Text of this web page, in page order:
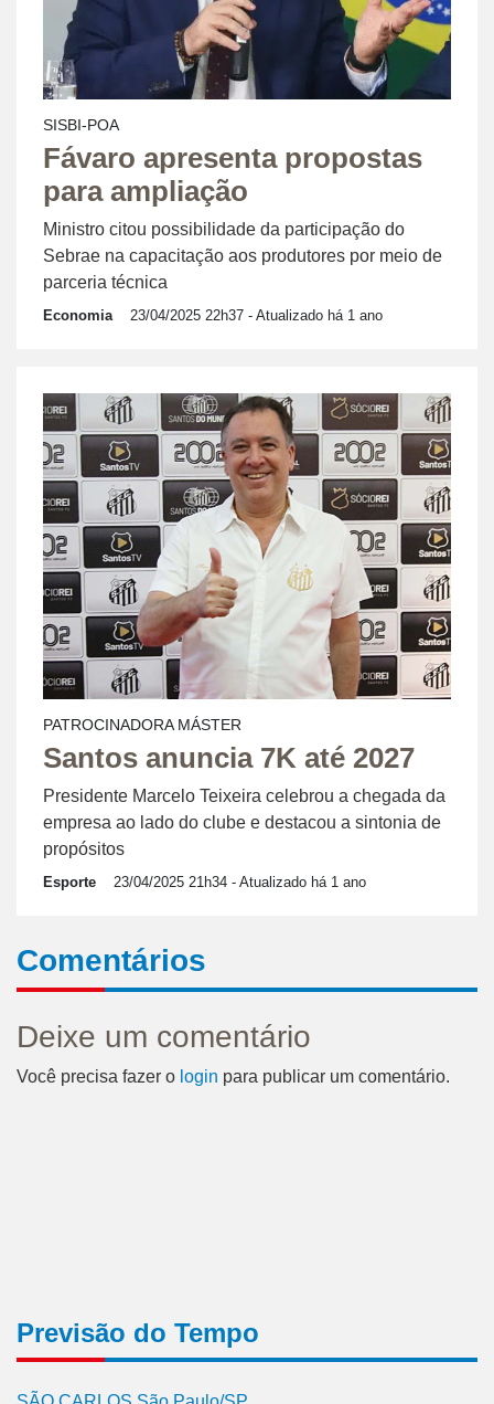
SISBI-POA
Fávaro apresenta propostas
para ampliação
Ministro citou possibilidade da participação do
Sebrae na capacitação aos produtores por meio de
parceria técnica
Economia 23/04/2025 22h37 - Atualizado há 1 ano
PATROCINADORA MÁSTER
Santos anuncia 7K até 2027
Presidente Marcelo Teixeira celebrou a chegada da
empresa ao lado do clube e destacou a sintonia de
propósitos
Esporte 23/04/2025 21h34 - Atualizado há 1 ano
Comentários
Deixe um comentário
Você precisa fazer o login para publicar um comentário.
Previsão do Tempo